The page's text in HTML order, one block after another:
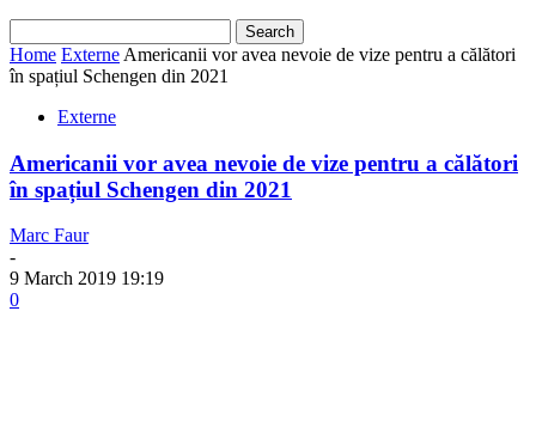
Home Externe Americanii vor avea nevoie de vize pentru a călători
în spațiul Schengen din 2021
Externe
Americanii vor avea nevoie de vize pentru a călători
în spațiul Schengen din 2021
Marc Faur
-
9 March 2019 19:19
0